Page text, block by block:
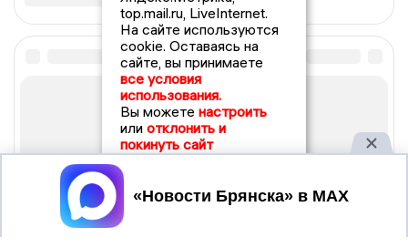
top.mail.ru, LiveInternet.
На сайте используются
cookie. Оставаясь на
сайте, вы принимаете
все условия
использования.
Вы можете настроить
или отклонить и
покинуть сайт
Принять